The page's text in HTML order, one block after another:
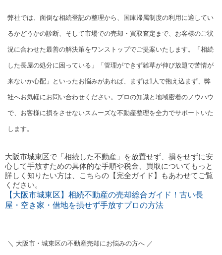
弊社では、面倒な相続登記の整理から、国庫帰属制度の利用に適してい
るかどうかの診断、そして市場での売却・買取査定まで、お客様のご状
況に合わせた最善の解決策をワンストップでご提案いたします。「相続
した長屋の処分に困っている」「管理ができず雑草が伸び放題で苦情が
来ないか心配」といったお悩みがあれば、まずは1人で抱え込まず、弊
社へお気軽にお問い合わせください。プロの知識と地域密着のノウハウ
で、お客様に損をさせないスムーズな不動産整理を全力でサポートいた
します。
大阪市城東区で「相続した不動産」を放置せず、損をせずに安
心して手放すための具体的な手順や税金、買取についてもっと
詳しく知りたい方は、こちらの【完全ガイド】もあわせてご覧
ください。
【大阪市城東区】相続不動産の売却総合ガイド！古い長
屋・空き家・借地を損せず手放すプロの方法
＼ 大阪市・城東区の不動産売却にお悩みの方へ ／